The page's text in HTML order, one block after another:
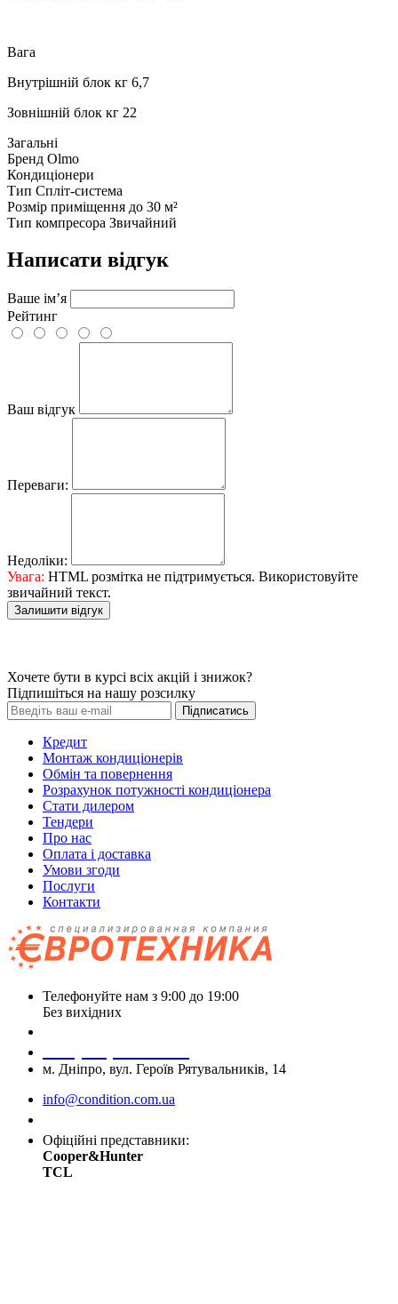
Вага
Внутрішній блок кг 6,7
Зовнішній блок кг 22
Загальні
Бренд Olmo
Кондиціонери
Тип Спліт-система
Розмір приміщення до 30 м²
Тип компресора Звичайний
Написати відгук
Ваше ім’я
Рейтинг
Ваш відгук
Переваги:
Недоліки:
Увага: HTML розмітка не підтримується. Використовуйте
звичайний текст.
Залишити відгук
Хочете бути в курсі всіх акцій і знижок?
Підпишіться на нашу розсилку
Підписатись
Кредит
Монтаж кондиціонерів
Обмін та повернення
Розрахунок потужності кондиціонера
Стати дилером
Тендери
Про нас
Оплата і доставка
Умови згоди
Послуги
Контакти
Телефонуйте нам з 9:00 до 19:00
Без вихідних
м. Дніпро, вул. Героїв Рятувальників, 14
info@condition.com.ua
Офіційні представники:
Cooper&Hunter
TCL